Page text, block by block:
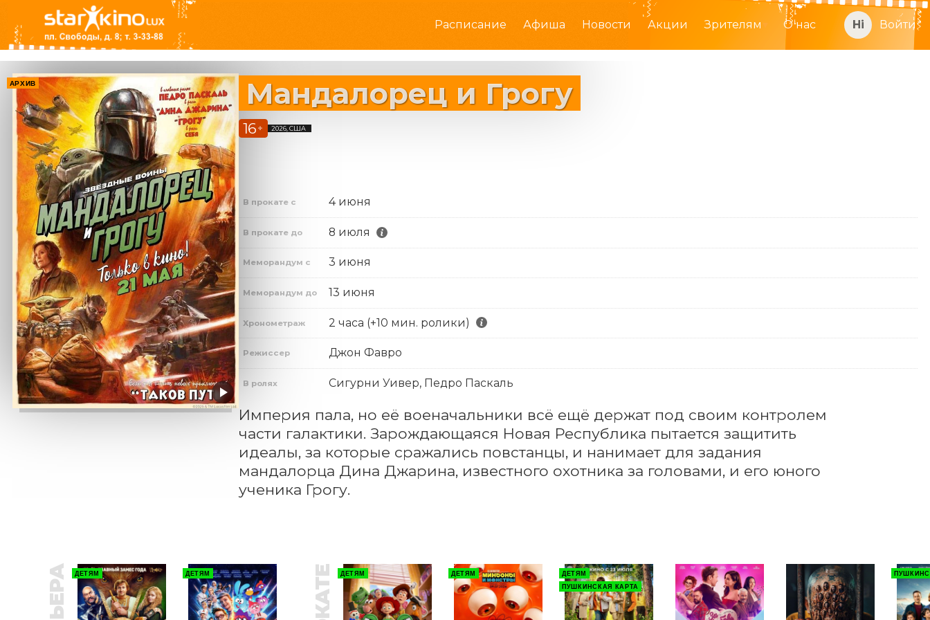
Расписание Афиша Новости Акции Зрителям О нас Войти
АРХИВ Мандалорец и Грогу
16 + 2026, США
В прокате с 4 июня
В прокате до 8 июля
Меморандум с 3 июня
Меморандум до 13 июня
Хронометраж 2 часа (+10 мин. ролики)
Режиссер Джон Фавро
В ролях Сигурни Уивер, Педро Паскаль
Империя пала, но её военачальники всё ещё держат под своим контролем
части галактики. Зарождающаяся Новая Республика пытается защитить
идеалы, за которые сражались повстанцы, и нанимает для задания
мандалорца Дина Джарина, известного охотника за головами, и его юного
ученика Грогу.
ДЕТЯМ ДЕТЯМ ДЕТЯМ ДЕТЯМ
ДЕТЯМ
ПУШКИНСКАЯ КАРТА